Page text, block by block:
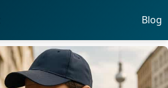
Blog